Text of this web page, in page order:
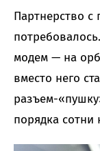
Партнерство с
модем — на
вместо него
разъем-
порядка сотни